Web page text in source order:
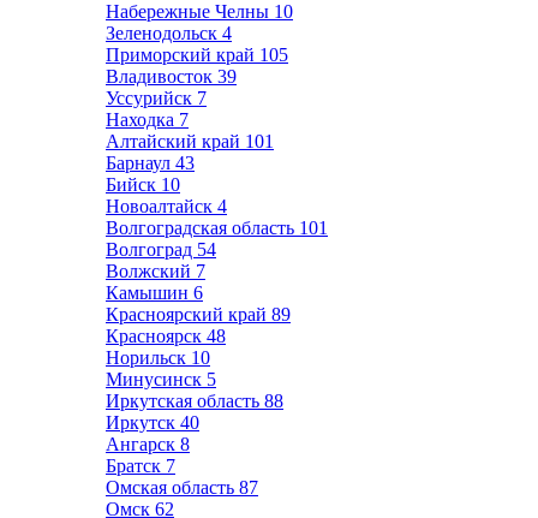
Набережные Челны 10
Зеленодольск 4
Приморский край 105
Владивосток 39
Уссурийск 7
Находка 7
Алтайский край 101
Барнаул 43
Бийск 10
Новоалтайск 4
Волгоградская область 101
Волгоград 54
Волжский 7
Камышин 6
Красноярский край 89
Красноярск 48
Норильск 10
Минусинск 5
Иркутская область 88
Иркутск 40
Ангарск 8
Братск 7
Омская область 87
Омск 62